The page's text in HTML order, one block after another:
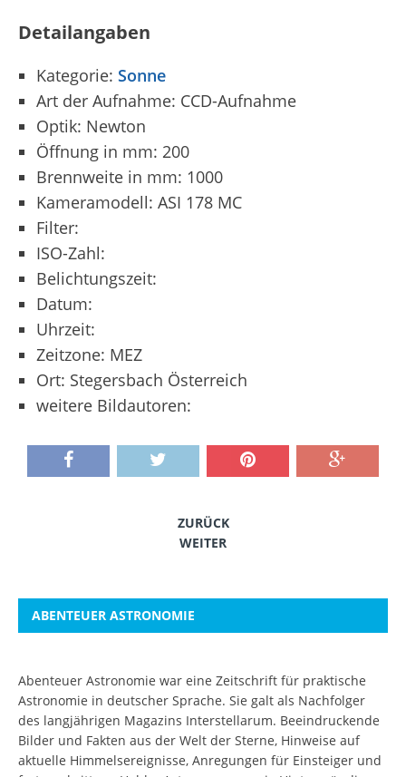
Detailangaben
Kategorie: Sonne
Art der Aufnahme: CCD-Aufnahme
Optik: Newton
Öffnung in mm: 200
Brennweite in mm: 1000
Kameramodell: ASI 178 MC
Filter:
ISO-Zahl:
Belichtungszeit:
Datum:
Uhrzeit:
Zeitzone: MEZ
Ort: Stegersbach Österreich
weitere Bildautoren:
ZURÜCK
WEITER
ABENTEUER ASTRONOMIE
Abenteuer Astronomie war eine Zeitschrift für praktische
Astronomie in deutscher Sprache. Sie galt als Nachfolger
des langjährigen Magazins Interstellarum. Beeindruckende
Bilder und Fakten aus der Welt der Sterne, Hinweise auf
aktuelle Himmelsereignisse, Anregungen für Einsteiger und